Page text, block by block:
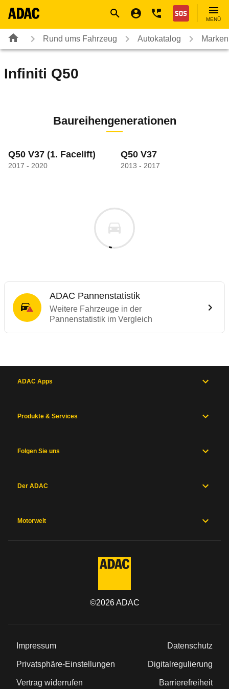
Nothilfe
MENÜ
Rund ums Fahrzeug Autokatalog
Infiniti Q50
Baureihengenerationen
Q50 V37 (1. Facelift)
2017 - 2020
Q50 V37
2013 - 2017
ADAC Pannenstatistik
Weitere Fahrzeuge in der
Pannenstatistik im Vergleich
ADAC Apps
Produkte & Services
Folgen Sie uns
Der ADAC
Motorwelt
©2026ADAC
Impressum Datenschutz
Privatsphäre-Einstellungen Digitalregulierung
Vertrag widerrufen Barrierefreiheit